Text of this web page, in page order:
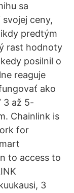
sa
ceny,
predtým
rast hodnoty
posilnil o
reaguje
ako
3 až 5-
Chainlink is
for
to access to
3